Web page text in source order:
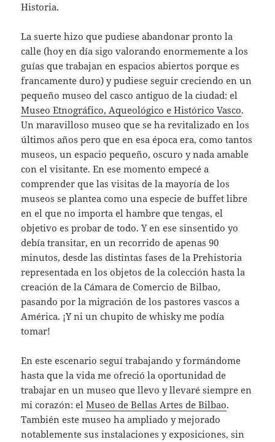
Historia.
La suerte hizo que pudiese abandonar pronto la
calle (hoy en día sigo valorando enormemente a los
guías que trabajan en espacios abiertos porque es
francamente duro) y pudiese seguir creciendo en un
pequeño museo del casco antiguo de la ciudad: el
Museo Etnográfico, Aqueológico e Histórico Vasco.
Un maravilloso museo que se ha revitalizado en los
últimos años pero que en esa época era, como tantos
museos, un espacio pequeño, oscuro y nada amable
con el visitante. En ese momento empecé a
comprender que las visitas de la mayoría de los
museos se plantea como una especie de buffet libre
en el que no importa el hambre que tengas, el
objetivo es probar de todo. Y en ese sinsentido yo
debía transitar, en un recorrido de apenas 90
minutos, desde las distintas fases de la Prehistoria
representada en los objetos de la colección hasta la
creación de la Cámara de Comercio de Bilbao,
pasando por la migración de los pastores vascos a
América. ¡Y ni un chupito de whisky me podía
tomar!
En este escenario seguí trabajando y formándome
hasta que la vida me ofreció la oportunidad de
trabajar en un museo que llevo y llevaré siempre en
mi corazón: elMuseo de Bellas Artes de Bilbao.
También este museo ha ampliado y mejorado
notablemente sus instalaciones y exposiciones, sin